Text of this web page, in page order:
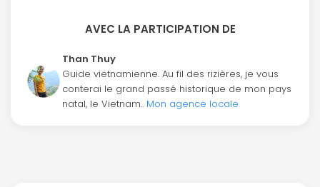
AVEC LA PARTICIPATION DE
Than Thuy
Guide vietnamienne. Au fil des rizières, je vous
conterai le grand passé historique de mon pays
natal, le Vietnam.. Mon agence locale